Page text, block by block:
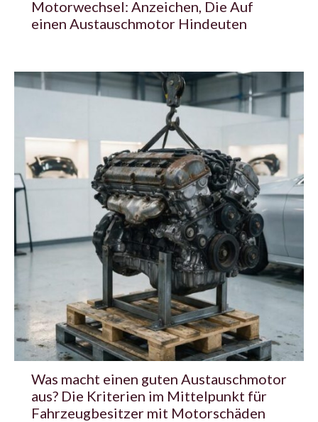
Motorwechsel: Anzeichen, Die Auf
einen Austauschmotor Hindeuten
Was macht einen guten Austauschmotor
aus? Die Kriterien im Mittelpunkt für
Fahrzeugbesitzer mit Motorschäden